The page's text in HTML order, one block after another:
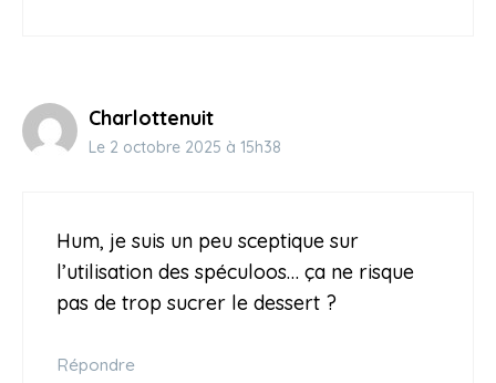
Charlottenuit
Le 2 octobre 2025 à 15h38
Hum, je suis un peu sceptique sur
l’utilisation des spéculoos… ça ne risque
pas de trop sucrer le dessert ?
Répondre